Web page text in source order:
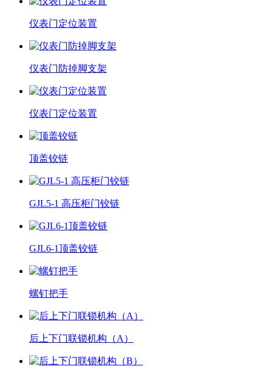
仪表门定位装置
仪表门防掉脚支架
仪表门定位装置
顶盖铰链
GJL5-1 高压柜门铰链
GJL6-1顶盖铰链
螺钉把手
后上下门联锁机构（A）